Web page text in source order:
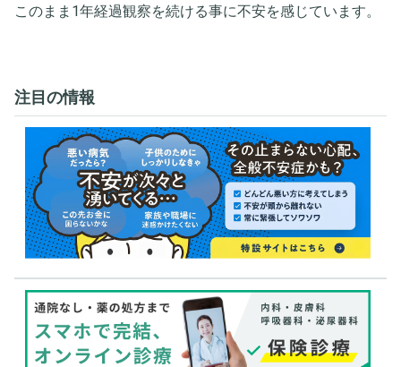
このまま1年経過観察を続ける事に不安を感じています。
注目の情報